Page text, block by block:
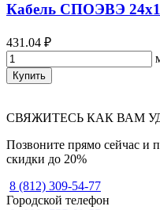
Кабель СПОЭВЭ 24х1
431.04 ₽
Купить
СВЯЖИТЕСЬ КАК ВАМ
Позвоните прямо сейчас и
скидки до 20%
8 (812) 309-54-77
Городской телефон